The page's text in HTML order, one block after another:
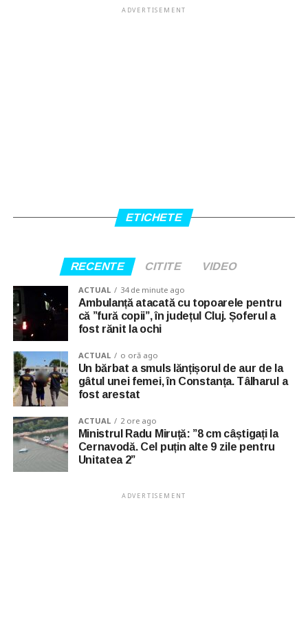
ADVERTISEMENT
ETICHETE
RECENTE CITITE VIDEO
ACTUAL 34 de minute ago
Ambulanță atacată cu topoarele pentru
că ”fură copii”, în județul Cluj. Șoferul a
fost rănit la ochi
ACTUAL o oră ago
Un bărbat a smuls lănțișorul de aur de la
gâtul unei femei, în Constanța. Tâlharul a
fost arestat
ACTUAL 2 ore ago
Ministrul Radu Miruță: ”8 cm câștigați la
Cernavodă. Cel puțin alte 9 zile pentru
Unitatea 2”
ADVERTISEMENT